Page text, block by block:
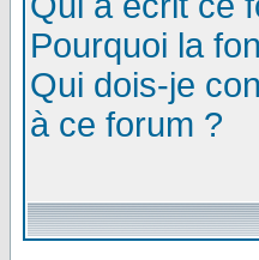
Pourquoi la
Qui dois-je
à ce forum ?